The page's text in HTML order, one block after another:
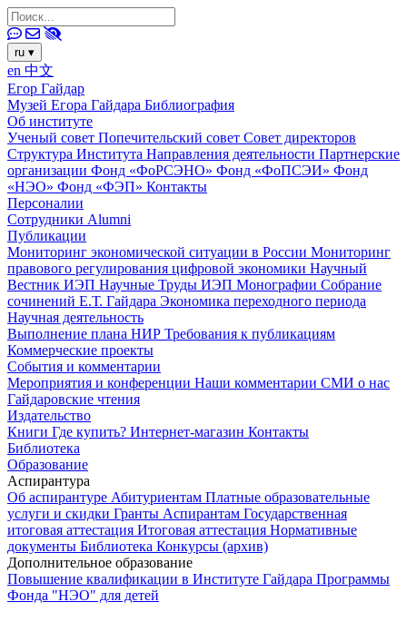
ru ▾
en 中文
Егор Гайдар
Музей Егора Гайдара Библиография
Об институте
Ученый совет Попечительский совет Совет директоров
Структура Института Направления деятельности Партнерские
организации Фонд «ФоРСЭНО» Фонд «ФоПСЭИ» Фонд
«НЭО» Фонд «ФЭП» Контакты
Персоналии
Сотрудники Alumni
Публикации
Мониторинг экономической ситуации в России Мониторинг
правового регулирования цифровой экономики Научный
Вестник ИЭП Научные Труды ИЭП Монографии Собрание
сочинений Е.Т. Гайдара Экономика переходного периода
Научная деятельность
Выполнение плана НИР Требования к публикациям
Коммерческие проекты
События и комментарии
Мероприятия и конференции Наши комментарии СМИ о нас
Гайдаровские чтения
Издательство
Книги Где купить? Интернет-магазин Контакты
Библиотека
Образование
Аспирантура
Об аспирантуре Абитуриентам Платные образовательные
услуги и скидки Гранты Аспирантам Государственная
итоговая аттестация Итоговая аттестация Нормативные
документы Библиотека Конкурсы (архив)
Дополнительное образование
Повышение квалификации в Институте Гайдара Программы
Фонда "НЭО" для детей